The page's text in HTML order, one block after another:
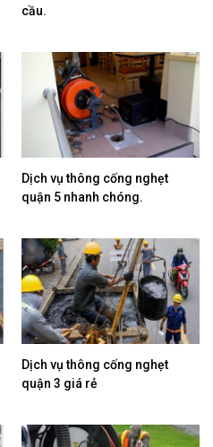
cầu.
Dịch vụ thông cống nghẹt
quận 5 nhanh chóng.
Dịch vụ thông cống nghẹt
quận 3 giá rẻ